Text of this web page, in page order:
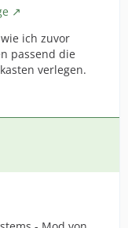
ich zuvor
passend die
verlegen.